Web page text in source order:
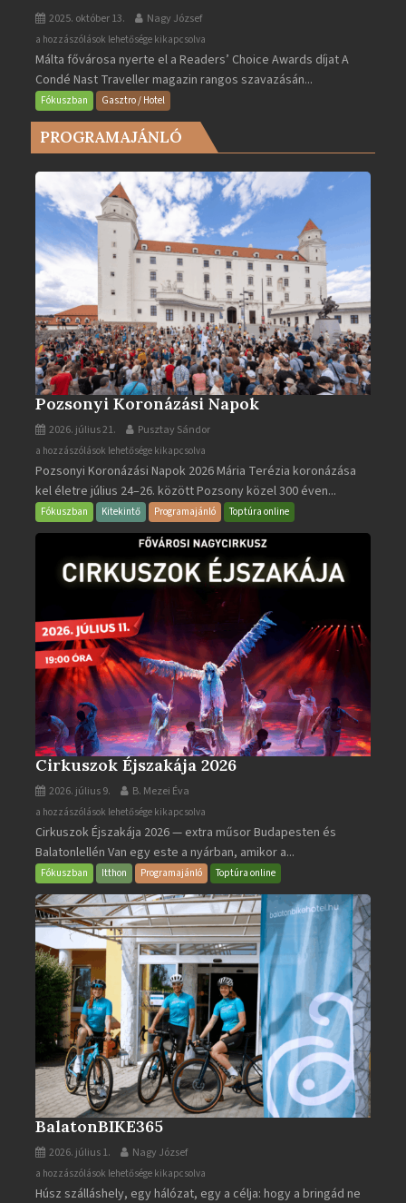
2025. október 13. Nagy József
Valletta
lett
Európa
legjobb
városa
2025-
bejegyzéshez
a hozzászólások lehetősége kikapcsolva
Málta fővárosa nyerte el a Readers’ Choice Awards díjat A
Condé Nast Traveller magazin rangos szavazásán...
Fókuszban Gasztro / Hotel
PROGRAMAJÁNLÓ
Pozsonyi Koronázási Napok
2026. július 21. Pusztay Sándor
Pozsonyi
Koronázási
Napok
bejegyzéshez
a hozzászólások lehetősége kikapcsolva
Pozsonyi Koronázási Napok 2026 Mária Terézia koronázása
kel életre július 24–26. között Pozsony közel 300 éven...
Fókuszban Kitekintő Programajánló Toptúra online
Cirkuszok Éjszakája 2026
2026. július 9. B. Mezei Éva
Cirkuszok
Éjszakája
2026
bejegyzéshez
a hozzászólások lehetősége kikapcsolva
Cirkuszok Éjszakája 2026 — extra műsor Budapesten és
Balatonlellén Van egy este a nyárban, amikor a...
Fókuszban Itthon Programajánló Toptúra online
BalatonBIKE365
2026. július 1. Nagy József
BalatonBIKE365
bejegyzéshez
a hozzászólások lehetősége kikapcsolva
Húsz szálláshely, egy hálózat, egy a célja: hogy a bringád ne